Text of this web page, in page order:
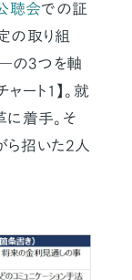
聴会での証
の取り組
の3つを軸
ート1】。就
着手。そ
ら招いた2人